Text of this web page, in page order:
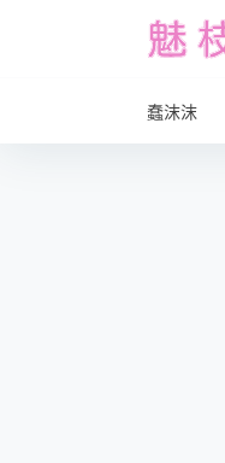
蠢沫沫